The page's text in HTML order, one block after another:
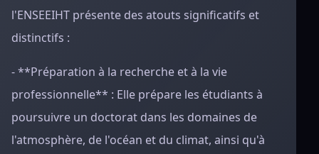
l'ENSEEIHT présente des atouts significatifs et
distinctifs :
- **Préparation à la recherche et à la vie
professionnelle** : Elle prépare les étudiants à
poursuivre un doctorat dans les domaines de
l'atmosphère, de l'océan et du climat, ainsi qu'à